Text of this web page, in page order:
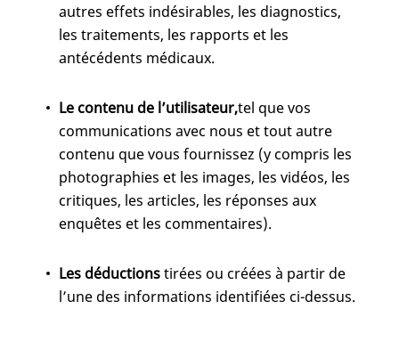
autres effets indésirables, les diagnostics,
les traitements, les rapports et les
antécédents médicaux.
Le contenu de l’utilisateur,tel que vos
communications avec nous et tout autre
contenu que vous fournissez (y compris les
photographies et les images, les vidéos, les
critiques, les articles, les réponses aux
enquêtes et les commentaires).
Les déductionstirées ou créées à partir de
l’une des informations identifiées ci-dessus.